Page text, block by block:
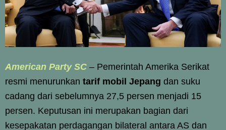
American Party SC – Pemerintah Amerika Serikat
resmi menurunkan tarif mobil Jepang dan suku
cadang dari sebelumnya 27,5 persen menjadi 15
persen. Keputusan ini merupakan bagian dari
kesepakatan perdagangan bilateral antara AS dan